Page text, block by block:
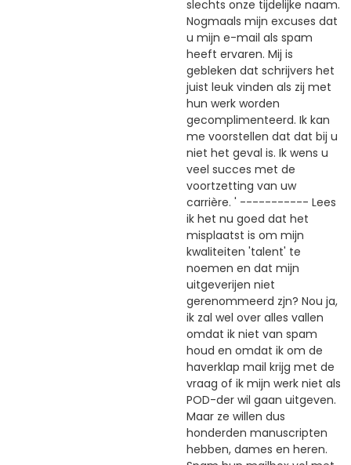
slechts onze tijdelijke naam.
Nogmaals mijn excuses dat
u mijn e-mail als spam
heeft ervaren. Mij is
gebleken dat schrijvers het
juist leuk vinden als zij met
hun werk worden
gecomplimenteerd. Ik kan
me voorstellen dat dat bij u
niet het geval is. Ik wens u
veel succes met de
voortzetting van uw
carrière. ' ----------- Lees
ik het nu goed dat het
misplaatst is om mijn
kwaliteiten 'talent' te
noemen en dat mijn
uitgeverijen niet
gerenommeerd zjn? Nou ja,
ik zal wel over alles vallen
omdat ik niet van spam
houd en omdat ik om de
haverklap mail krijg met de
vraag of ik mijn werk niet als
POD-der wil gaan uitgeven.
Maar ze willen dus
honderden manuscripten
hebben, dames en heren.